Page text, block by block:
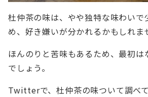
杜仲茶の味は、やや独特な味わいで
め、好き嫌いが分かれるかもしれま
ほんのりと苦味もあるため、最初は
でしょう。
Twitterで、杜仲茶の味ついて調べ